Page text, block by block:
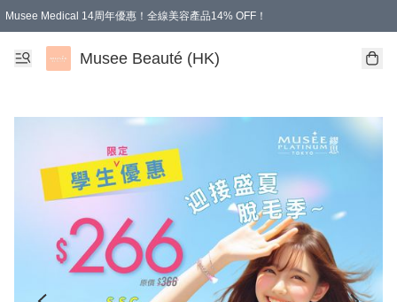
Musee Medical 14周年優惠！全線美容產品14% OFF！
凡購物滿HKD 500.00即享運費減免優惠
Musee Beauté (HK)